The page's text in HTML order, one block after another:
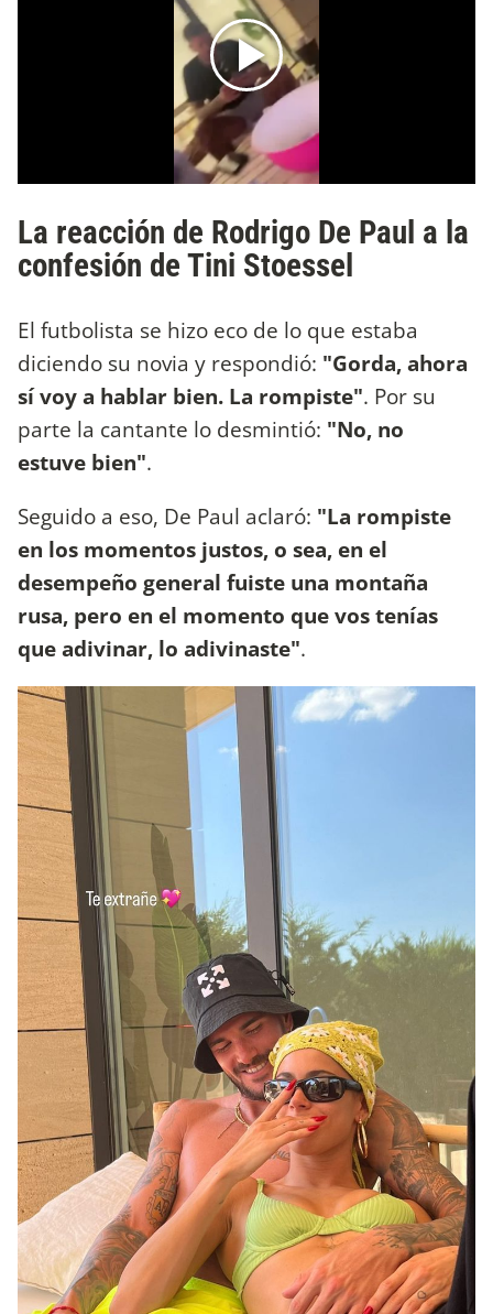
La reacción de Rodrigo De Paul a la
confesión de Tini Stoessel
El futbolista se hizo eco de lo que estaba
diciendo su novia y respondió: "Gorda, ahora
sí voy a hablar bien. La rompiste". Por su
parte la cantante lo desmintió: "No, no
estuve bien".
Seguido a eso, De Paul aclaró: "La rompiste
en los momentos justos, o sea, en el
desempeño general fuiste una montaña
rusa, pero en el momento que vos tenías
que adivinar, lo adivinaste".